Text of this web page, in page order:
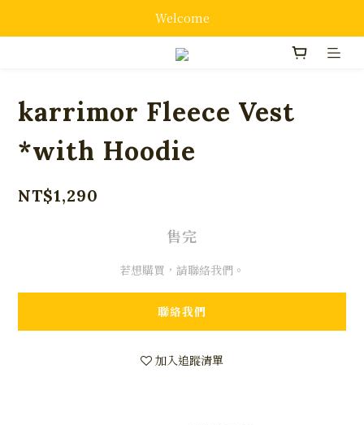
Welcome
karrimor Fleece Vest
*with Hoodie
NT$1,290
售完
若想購買，請聯絡我們。
聯絡我們
加入追蹤清單